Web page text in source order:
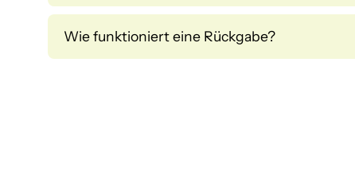
Wie funktioniert eine Rückgabe?